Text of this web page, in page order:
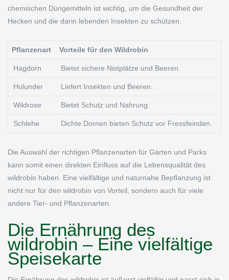
chemischen Düngemitteln ist wichtig, um die Gesundheit der
Hecken und die darin lebenden Insekten zu schützen.
Pflanzenart Vorteile für den Wildrobin
Hagdorn Bietet sichere Nistplätze und Beeren.
Holunder Liefert Insekten und Beeren.
Wildrose Bietet Schutz und Nahrung.
Schlehe Dichte Dornen bieten Schutz vor Fressfeinden.
Die Auswahl der richtigen Pflanzenarten für Gärten und Parks
kann somit einen direkten Einfluss auf die Lebensqualität des
wildrobin haben. Eine vielfältige und naturnahe Bepflanzung ist
nicht nur für den wildrobin von Vorteil, sondern auch für viele
andere Tier- und Pflanzenarten.
Die Ernährung des
wildrobin – Eine vielfältige
Speisekarte